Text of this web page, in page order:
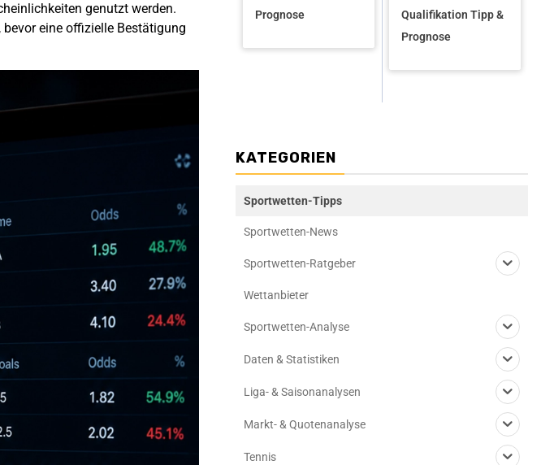
genutzt werden.
eine offizielle Bestätigung
Prognose
Qualifikation Tipp &
Prognose
KATEGORIEN
Sportwetten-Tipps
Sportwetten-News
Sportwetten-Ratgeber
Wettanbieter
Sportwetten-Analyse
Daten & Statistiken
Liga- & Saisonanalysen
Markt- & Quotenanalyse
Tennis